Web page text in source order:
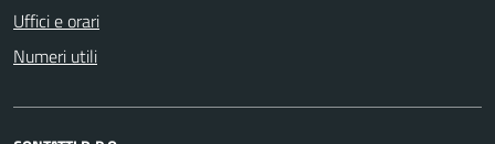
Uffici e orari
Numeri utili